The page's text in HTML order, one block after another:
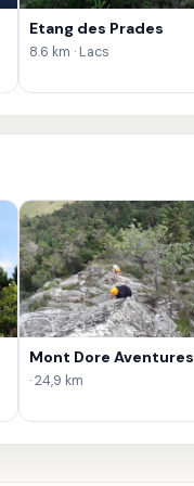
Etang des Prades
8.6 km · Lacs
Mont Dore Aventures
· 24,9 km